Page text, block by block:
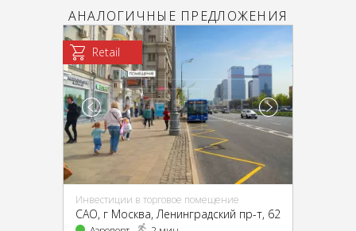
АНАЛОГИЧНЫЕ ПРЕДЛОЖЕНИЯ
Retail
Инвестиции в торговое помещение
CАО, г Москва, Ленинградский пр-т, 62